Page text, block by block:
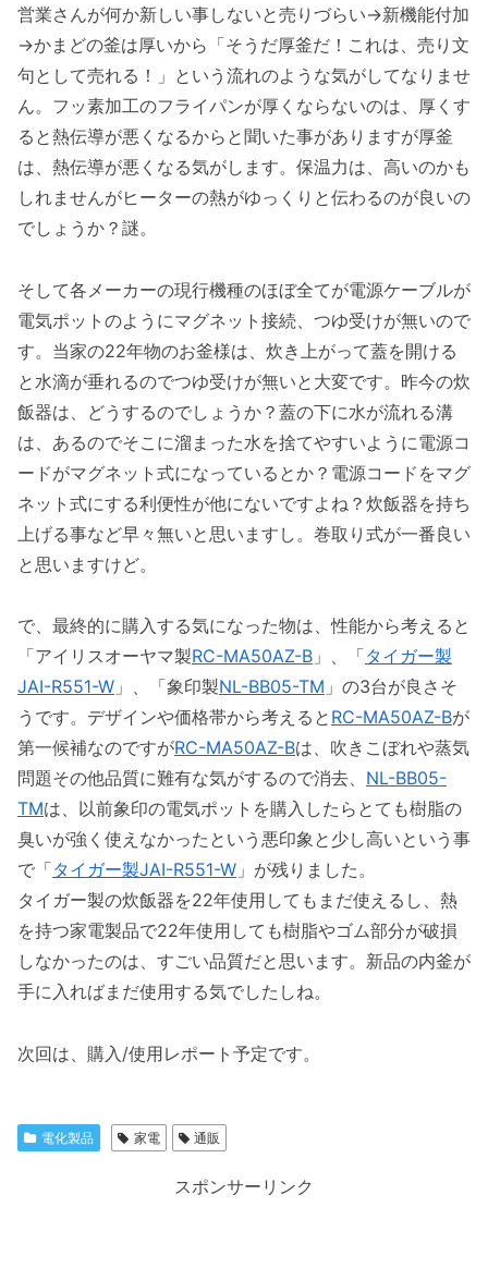
営業さんが何か新しい事しないと売りづらい→新機能付加
→かまどの釜は厚いから「そうだ厚釜だ！これは、売り文
句として売れる！」という流れのような気がしてなりませ
ん。フッ素加工のフライパンが厚くならないのは、厚くす
ると熱伝導が悪くなるからと聞いた事がありますが厚釜
は、熱伝導が悪くなる気がします。保温力は、高いのかも
しれませんがヒーターの熱がゆっくりと伝わるのが良いの
でしょうか？謎。
そして各メーカーの現行機種のほぼ全てが電源ケーブルが
電気ポットのようにマグネット接続、つゆ受けが無いので
す。当家の22年物のお釜様は、炊き上がって蓋を開ける
と水滴が垂れるのでつゆ受けが無いと大変です。昨今の炊
飯器は、どうするのでしょうか？蓋の下に水が流れる溝
は、あるのでそこに溜まった水を捨てやすいように電源コ
ードがマグネット式になっているとか？電源コードをマグ
ネット式にする利便性が他にないですよね？炊飯器を持ち
上げる事など早々無いと思いますし。巻取り式が一番良い
と思いますけど。
で、最終的に購入する気になった物は、性能から考えると
「アイリスオーヤマ製RC-MA50AZ-B 」、「タイガー製
JAI-R551-W 」、「象印製NL-BB05-TM 」の3台が良さそ
うです。デザインや価格帯から考えると RC-MA50AZ-Bが
第一候補なのですがRC-MA50AZ-Bは、吹きこぼれや蒸気
問題その他品質に難有な気がするので消去、 NL-BB05-
TMは、以前象印の電気ポットを購入したらとても樹脂の
臭いが強く使えなかったという悪印象と少し高いという事
で「タイガー製JAI-R551-W 」が残りました。
タイガー製の炊飯器を22年使用してもまだ使えるし、熱
を持つ家電製品で22年使用しても樹脂やゴム部分が破損
しなかったのは、すごい品質だと思います。新品の内釜が
手に入ればまだ使用する気でしたしね。
次回は、購入/使用レポート予定です。
電化製品 家電 通販
スポンサーリンク